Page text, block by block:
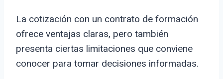
La cotización con un contrato de formación
ofrece ventajas claras, pero también
presenta ciertas limitaciones que conviene
conocer para tomar decisiones informadas.